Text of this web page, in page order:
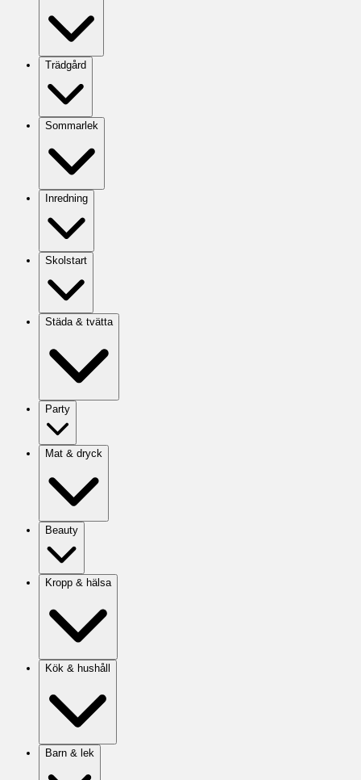
Trädgård
Sommarlek
Inredning
Skolstart
Städa & tvätta
Party
Mat & dryck
Beauty
Kropp & hälsa
Kök & hushåll
Barn & lek